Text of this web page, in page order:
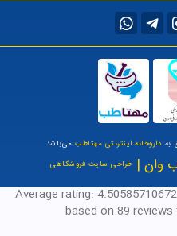
به داروخانه اینترنتی مهتاطبمی‌باشد
وان | طراحی سایت فروشگاهی
Average rating:
based on 89 reviews